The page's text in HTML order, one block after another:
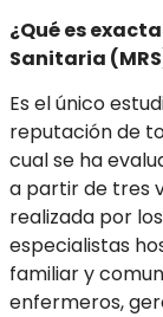
¿Qué es
Sanitaria
Es el único
reputación de
cual se ha
a partir de tres
realizada por
especialistas
familiar y
enfermeros,